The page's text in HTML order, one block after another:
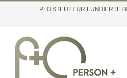
P+O STEHT FÜR FUNDIERTE